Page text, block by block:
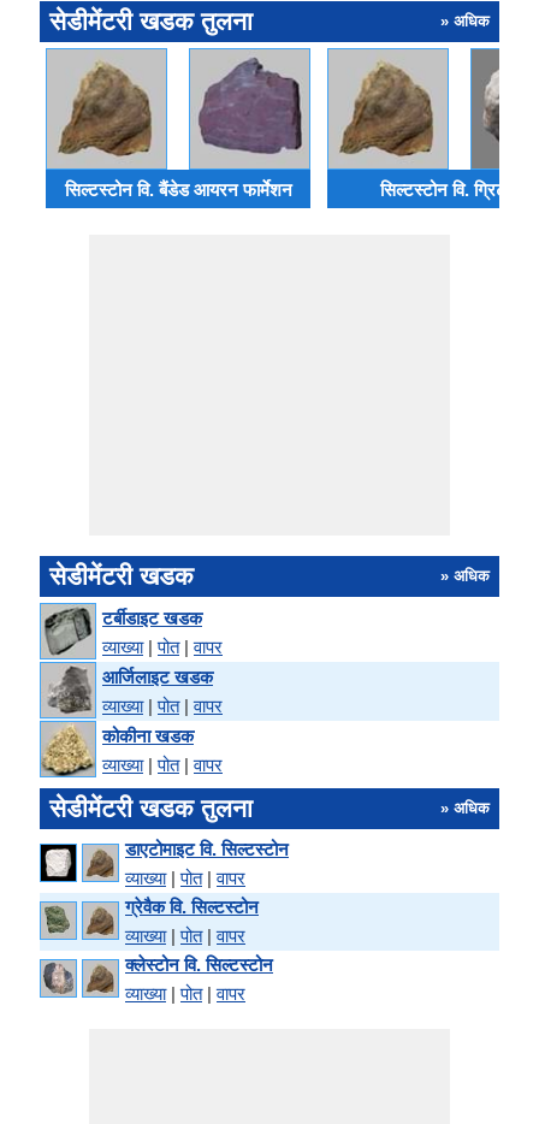
सेडीमेंटरी खडक तुलना » अधिक
सिल्टस्टोन वि. बैंडेड आयरन फार्मेशन सिल्टस्टोन वि. ग्रिटस्टोन
सेडीमेंटरी खडक » अधिक
टर्बीडाइट खडक
व्याख्या|पोत|वापर
आर्जिलाइट खडक
व्याख्या|पोत|वापर
कोकीना खडक
व्याख्या|पोत|वापर
सेडीमेंटरी खडक तुलना » अधिक
डाएटोमाइट वि. सिल्टस्टोन
व्याख्या|पोत|वापर
ग्रेवैक वि. सिल्टस्टोन
व्याख्या|पोत|वापर
क्लेस्टोन वि. सिल्टस्टोन
व्याख्या|पोत|वापर